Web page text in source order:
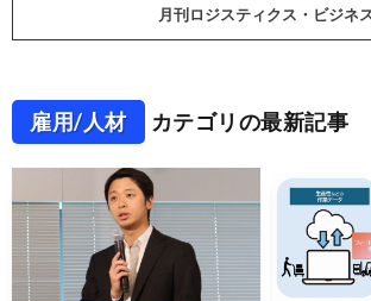
月刊ロジスティクス・ビジネ
雇用/人材 カテゴリの最新記事